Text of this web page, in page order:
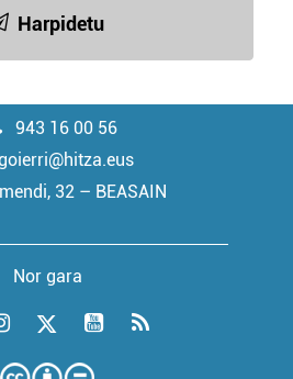
Harpidetu
943 16 00 56
32 – BEASAIN
Nor gara